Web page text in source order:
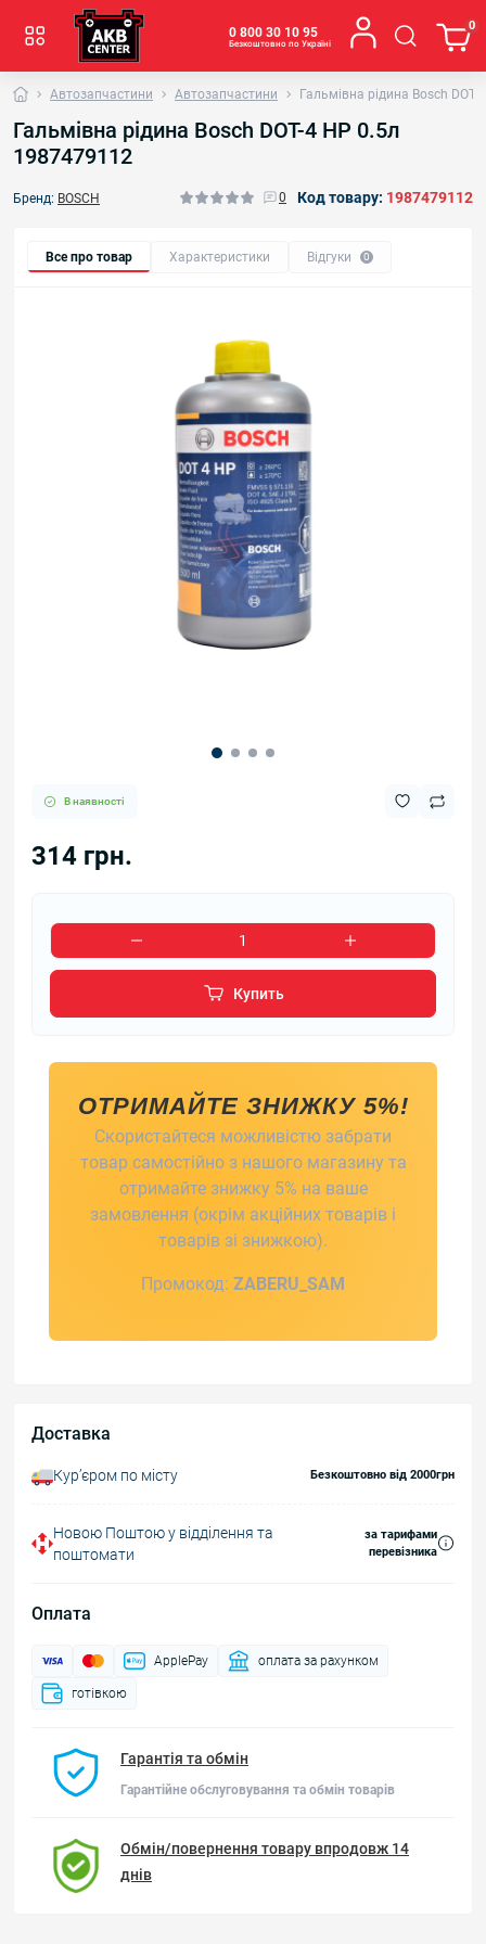
0 800 30 10 95
Безкоштовно по Україні
0
Автозапчастини Автозапчастини Гальмівна рідина Bosch
Гальмівна рідина Bosch DOT-4 HP 0.5л
1987479112
Бренд: BOSCH 0 Код товару: 1987479112
Все про товар Характеристики Відгуки 0
В наявності
314 грн.
Купить
ОТРИМАЙТЕ ЗНИЖКУ 5%!
Скористайтеся можливістю забрати
товар самостійно з нашого магазину та
отримайте знижку 5% на ваше
замовлення (окрім акційних товарів і
товарів зі знижкою).
Промокод: ZABERU_SAM
Доставка
Курʼєром по місту Безкоштовно від 2000грн
Новою Поштою у відділення та
поштомати
за тарифами
перевізника
Оплата
ApplePay оплата за рахунком
готівкою
Гарантія та обмін
Гарантійне обслуговування та обмін товарів
Обмін/повернення товару впродовж 14
днів